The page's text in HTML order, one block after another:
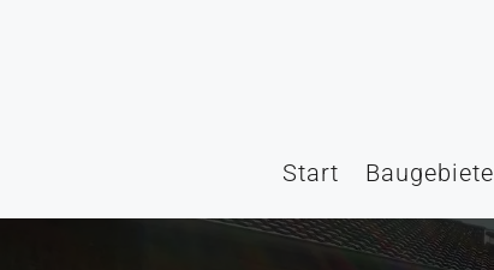
Start Baugebiete